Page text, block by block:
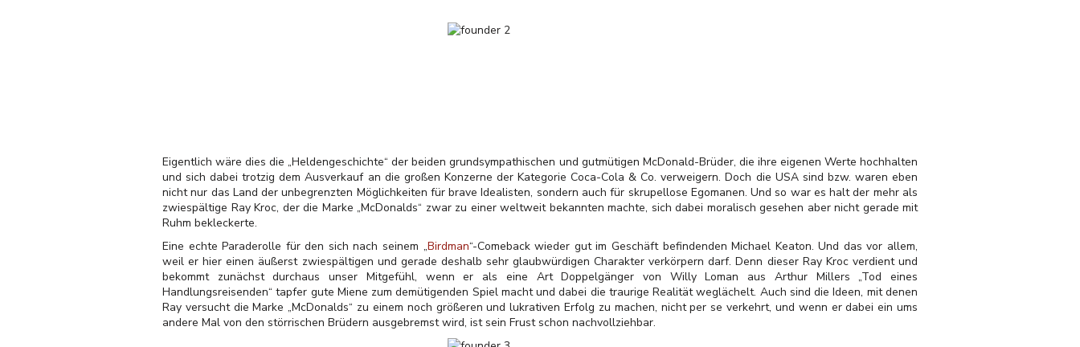
Eigentlich wäre dies die „Heldengeschichte“ der beiden grundsympathischen und gutmütigen McDonald-Brüder, die ihre eigenen Werte hochhalten
und sich dabei trotzig dem Ausverkauf an die großen Konzerne der Kategorie Coca-Cola & Co. verweigern. Doch die USA sind bzw. waren eben
nicht nur das Land der unbegrenzten Möglichkeiten für brave Idealisten, sondern auch für skrupellose Egomanen. Und so war es halt der mehr als
zwiespältige Ray Kroc, der die Marke „McDonalds“ zwar zu einer weltweit bekannten machte, sich dabei moralisch gesehen aber nicht gerade mit
Ruhm bekleckerte.
Eine echte Paraderolle für den sich nach seinem „Birdman“-Comeback wieder gut im Geschäft befindenden Michael Keaton. Und das vor allem,
weil er hier einen äußerst zwiespältigen und gerade deshalb sehr glaubwürdigen Charakter verkörpern darf. Denn dieser Ray Kroc verdient und
bekommt zunächst durchaus unser Mitgefühl, wenn er als eine Art Doppelgänger von Willy Loman aus Arthur Millers „Tod eines
Handlungsreisenden“ tapfer gute Miene zum demütigenden Spiel macht und dabei die traurige Realität weglächelt. Auch sind die Ideen, mit denen
Ray versucht die Marke „McDonalds“ zu einem noch größeren und lukrativen Erfolg zu machen, nicht per se verkehrt, und wenn er dabei ein ums
andere Mal von den störrischen Brüdern ausgebremst wird, ist sein Frust schon nachvollziehbar.